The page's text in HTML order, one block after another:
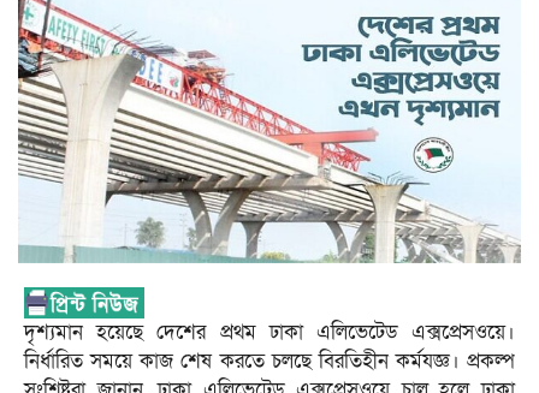
দৃশ্যমান হয়েছে দেশের প্রথম ঢাকা এলিভেটেড এক্সপ্রেসওয়ে।
নির্ধারিত সময়ে কাজ শেষ করতে চলছে বিরতিহীন কর্মযজ্ঞ। প্রকল্প